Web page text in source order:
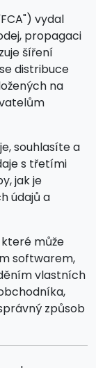
vydal
propagaci
šíření
distribuce
na
souhlasíte a
s třetími
jak je
údajů a
může
softwarem,
vlastních
způsob